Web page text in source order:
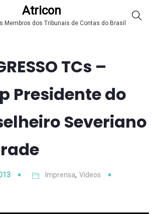
Atricon
Membros dos Tribunais de Contas do Brasil
TCs –
Presidente do
Severiano
Imprensa, Vídeos